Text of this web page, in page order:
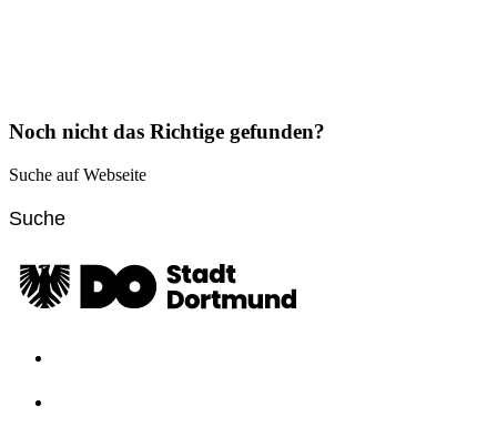
Noch nicht das Richtige gefunden?
Suche auf Webseite